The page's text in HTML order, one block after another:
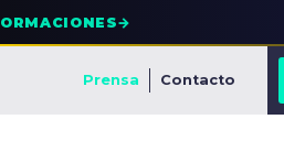
→
Prensa Contacto